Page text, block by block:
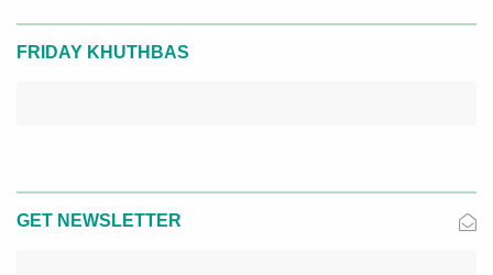
FRIDAY KHUTHBAS
GET NEWSLETTER